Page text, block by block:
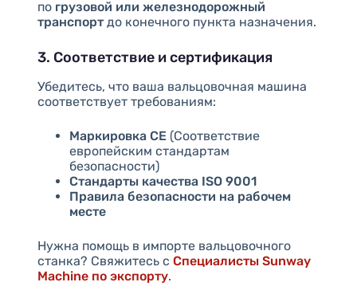
по грузовой или железнодорожный
транспортдо конечного пункта назначения.
3. Соответствие и сертификация
Убедитесь, что ваша вальцовочная машина
соответствует требованиям:
Маркировка CE(Соответствие
европейским стандартам
безопасности)
Стандарты качества ISO 9001
Правила безопасности на рабочем
месте
Нужна помощь в импорте вальцовочного
станка? Свяжитесь с Специалисты Sunway
Machine по экспорту.